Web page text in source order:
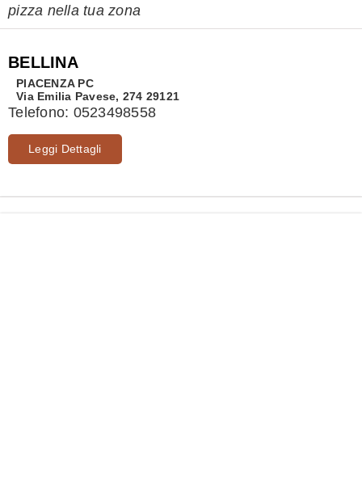
pizza nella tua zona
BELLINA
PIACENZA PC
Via Emilia Pavese, 274 29121
Telefono: 0523498558
Leggi Dettagli